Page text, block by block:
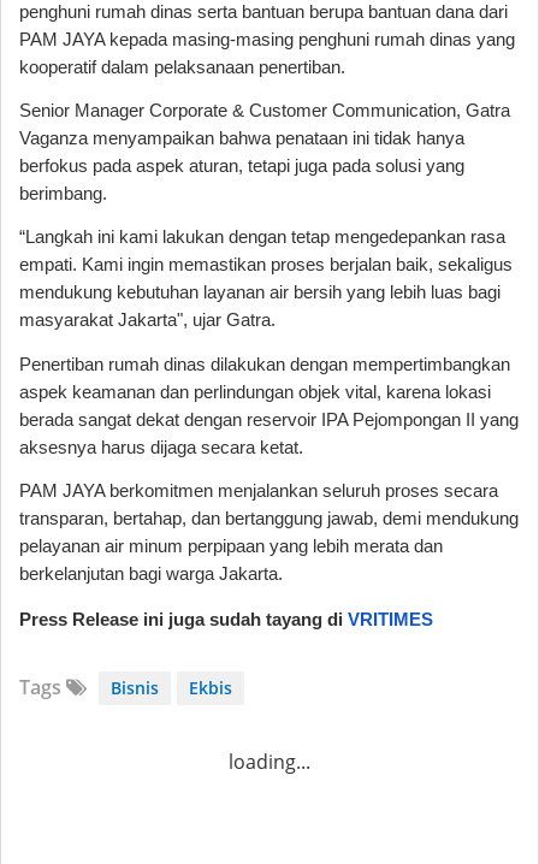
penghuni rumah dinas serta bantuan berupa bantuan dana dari
PAM JAYA kepada masing-masing penghuni rumah dinas yang
kooperatif dalam pelaksanaan penertiban.
Senior Manager Corporate & Customer Communication, Gatra
Vaganza menyampaikan bahwa penataan ini tidak hanya
berfokus pada aspek aturan, tetapi juga pada solusi yang
berimbang.
“Langkah ini kami lakukan dengan tetap mengedepankan rasa
empati. Kami ingin memastikan proses berjalan baik, sekaligus
mendukung kebutuhan layanan air bersih yang lebih luas bagi
masyarakat Jakarta", ujar Gatra.
Penertiban rumah dinas dilakukan dengan mempertimbangkan
aspek keamanan dan perlindungan objek vital, karena lokasi
berada sangat dekat dengan reservoir IPA Pejompongan II yang
aksesnya harus dijaga secara ketat.
PAM JAYA berkomitmen menjalankan seluruh proses secara
transparan, bertahap, dan bertanggung jawab, demi mendukung
pelayanan air minum perpipaan yang lebih merata dan
berkelanjutan bagi warga Jakarta.
Press Release ini juga sudah tayang di VRITIMES
Tags Bisnis Ekbis
loading...